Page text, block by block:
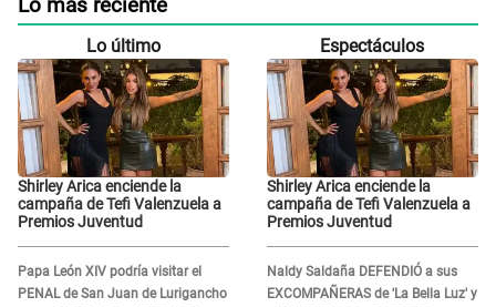
Lo más reciente
Lo último
Shirley Arica enciende la
campaña de Tefi Valenzuela a
Premios Juventud
Papa León XIV podría visitar el
PENAL de San Juan de Lurigancho
Espectáculos
Shirley Arica enciende la
campaña de Tefi Valenzuela a
Premios Juventud
Naldy Saldaña DEFENDIÓ a sus
EXCOMPAÑERAS de 'La Bella Luz' y